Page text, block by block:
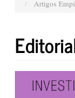
Artigos